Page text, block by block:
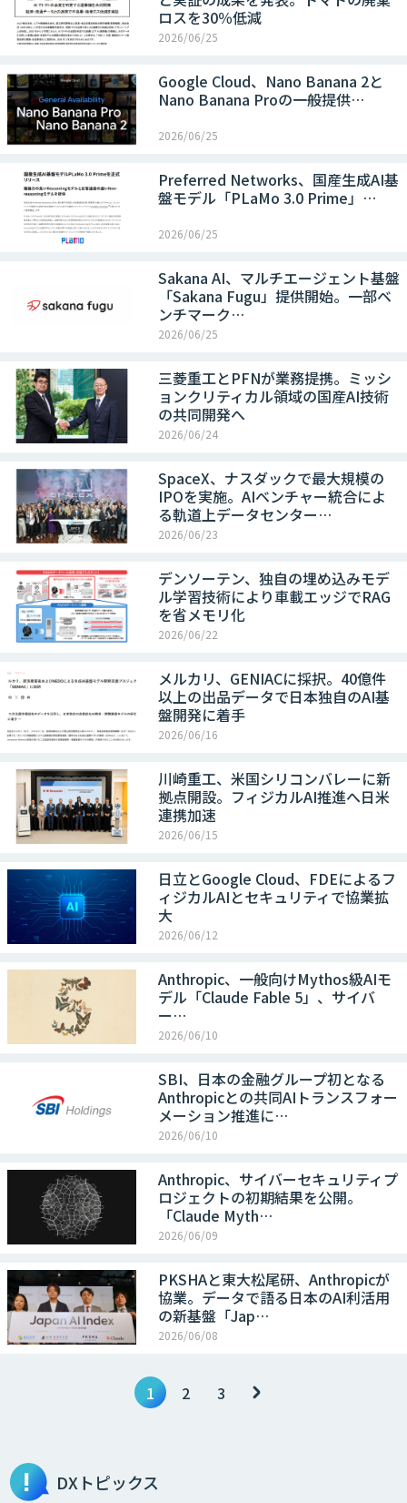
ロスを30％低減
2026/06/25
Google Cloud、Nano Banana 2と
Nano Banana Proの一般提供…
2026/06/25
Preferred Networks、国産生成AI基
盤モデル「PLaMo 3.0 Prime」…
2026/06/25
Sakana AI、マルチエージェント基盤
「Sakana Fugu」提供開始。一部ベ
ンチマーク…
2026/06/25
三菱重工とPFNが業務提携。ミッシ
ョンクリティカル領域の国産AI技術
の共同開発へ
2026/06/24
SpaceX、ナスダックで最大規模の
IPOを実施。AIベンチャー統合によ
る軌道上データセンター…
2026/06/23
デンソーテン、独自の埋め込みモデ
ル学習技術により車載エッジでRAG
を省メモリ化
2026/06/22
メルカリ、GENIACに採択。40億件
以上の出品データで日本独自のAI基
盤開発に着手
2026/06/16
川崎重工、米国シリコンバレーに新
拠点開設。フィジカルAI推進へ日米
連携加速
2026/06/15
日立とGoogle Cloud、FDEによるフ
ィジカルAIとセキュリティで協業拡
大
2026/06/12
Anthropic、一般向けMythos級AIモ
デル「Claude Fable 5」、サイバ
ー…
2026/06/10
SBI、日本の金融グループ初となる
Anthropicとの共同AIトランスフォー
メーション推進に…
2026/06/10
Anthropic、サイバーセキュリティプ
ロジェクトの初期結果を公開。
「Claude Myth…
2026/06/09
PKSHAと東大松尾研、Anthropicが
協業。データで語る日本のAI利活用
の新基盤「Jap…
2026/06/08
1 2 3
DXトピックス